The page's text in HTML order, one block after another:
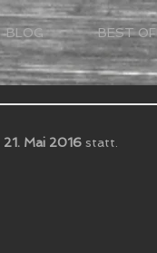
BLOG BEST OF
21. Mai 2016 statt.